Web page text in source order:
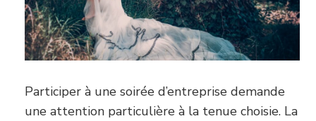
Participer à une soirée d’entreprise demande
une attention particulière à la tenue choisie. La